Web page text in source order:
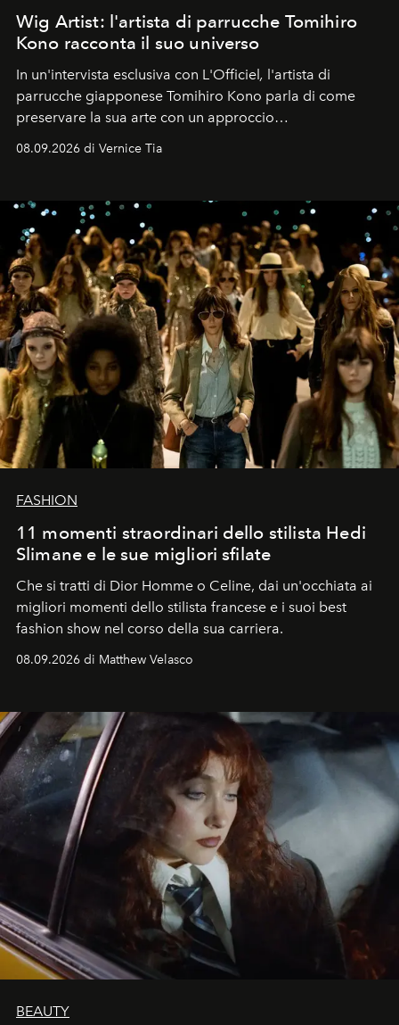
Wig Artist: l'artista di parrucche Tomihiro
Kono racconta il suo universo
In un'intervista esclusiva con L'Officiel , l'artista di
parrucche giapponese Tomihiro Kono parla di come
preservare la sua arte con un approccio
contemporaneo.
08.09.2026 di Vernice Tia
FASHION
11 momenti straordinari dello stilista Hedi
Slimane e le sue migliori sfilate
Che si tratti di Dior Homme o Celine, dai un'occhiata ai
migliori momenti dello stilista francese e i suoi best
fashion show nel corso della sua carriera.
08.09.2026 di Matthew Velasco
BEAUTY